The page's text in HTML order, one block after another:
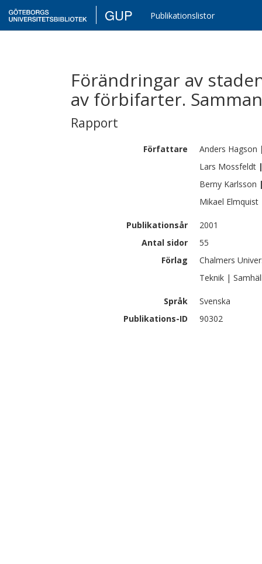
GUP Publikationslistor
Förändringar av
av förbifarter.
Rapport
Författare Anders Hagson
Lars Mossfeldt
Berny Karlsson
Mikael Elmquist
Publikationsår
2001
Antal sidor
55
Förlag
Chalmers
Teknik |
Språk
Svenska
Publikations-ID
90302